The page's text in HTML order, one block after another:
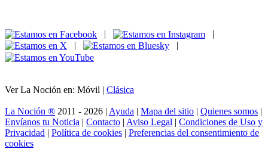
|
|
|
|
Ver La Noción en: Móvil | Clásica
La Noción ® 2011 - 2026 | Ayuda | Mapa del sitio | Quienes somos |
Envíanos tu Noticia | Contacto | Aviso Legal | Condiciones de Uso y
Privacidad | Política de cookies | Preferencias del consentimiento de
cookies